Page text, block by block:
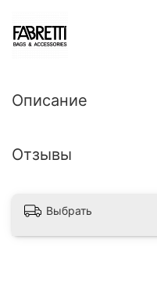
Описание
Отзывы
Выбрать